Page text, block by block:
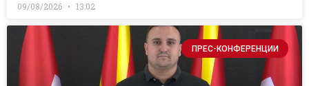
09/08/2026 13:02
ПРЕС-КОНФЕРЕНЦИИ